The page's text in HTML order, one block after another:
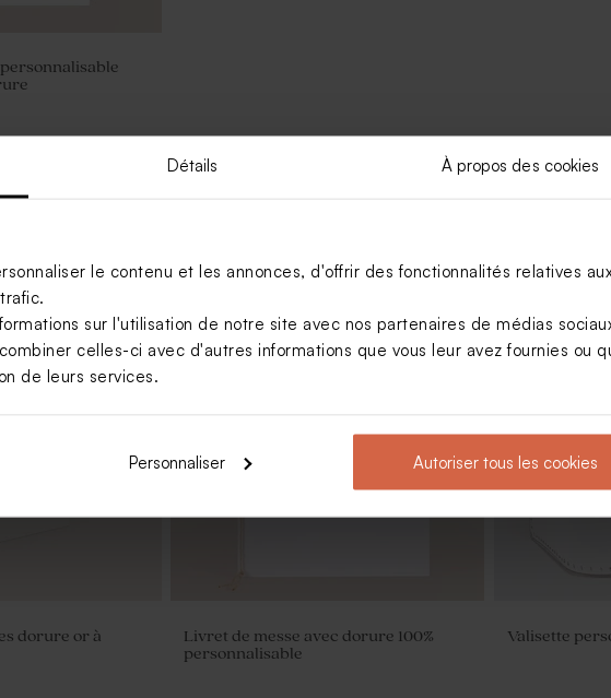
Détails À propos des cookies
le contenu et les annonces, d'offrir des fonctionnalités relatives
sur l'utilisation de notre site avec nos partenaires de médias
celles-ci avec d'autres informations que vous leur avez fournies ou
de leurs services.
Personnaliser Autoriser tous les cookies
dorure or à
Livret de messe avec dorure 100%
personnalisable
Valisette